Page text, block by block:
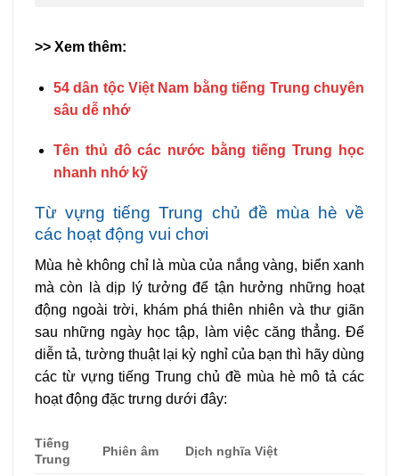
>> Xem thêm:
54 dân tộc Việt Nam bằng tiếng Trung chuyên
sâu dễ nhớ
Tên thủ đô các nước bằng tiếng Trung học
nhanh nhớ kỹ
Từ vựng tiếng Trung chủ đề mùa hè về
các hoạt động vui chơi
Mùa hè không chỉ là mùa của nắng vàng, biển xanh
mà còn là dịp lý tưởng để tận hưởng những hoạt
động ngoài trời, khám phá thiên nhiên và thư giãn
sau những ngày học tập, làm việc căng thẳng. Để
diễn tả, tường thuật lại kỳ nghỉ của bạn thì hãy dùng
các từ vựng tiếng Trung chủ đề mùa hè mô tả các
hoạt động đặc trưng dưới đây:
Tiếng
Trung
Phiên âm Dịch nghĩa Việt